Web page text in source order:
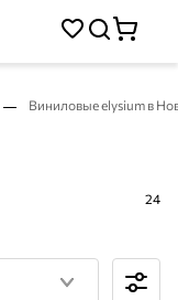
Виниловые elysium в
24